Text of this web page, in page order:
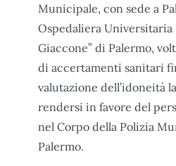
Municipale, con sede a
Ospedaliera Universitaria
Giaccone” di Palermo,
di accertamenti sanitari
valutazione dell’idoneità
rendersi in favore del
nel Corpo della Polizia
Palermo.